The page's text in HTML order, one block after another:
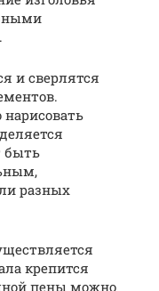
и сверлятся
быть
разных
крепится
пены можно